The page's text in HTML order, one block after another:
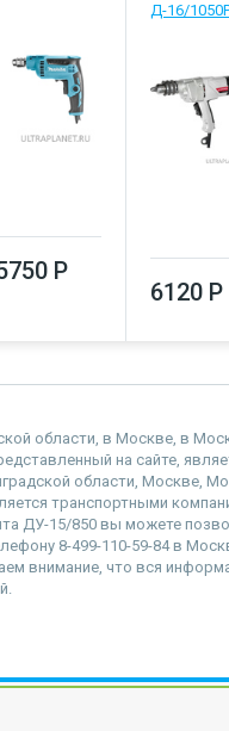
Р
Д-16/
6120 Р
области, в Москве, в
на сайте,
области, Москве,
транспортными
ДУ-15/850 вы можете
8-499-110-59-84 в
внимание, что вся